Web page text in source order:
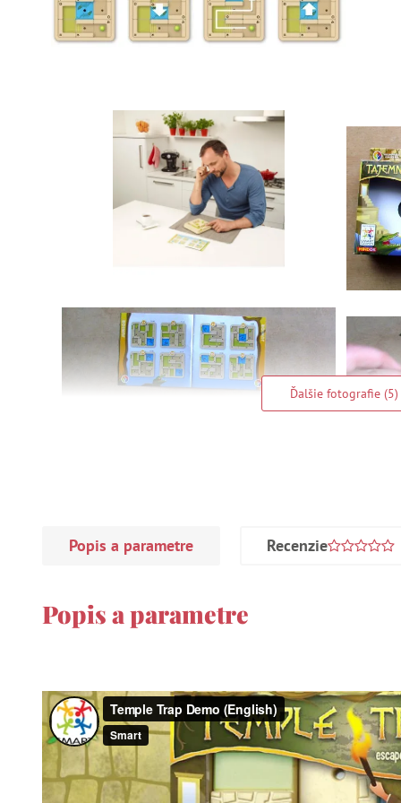
Ďalšie fotografie (5)
Popis a parametre Recenzie
Popis a parametre